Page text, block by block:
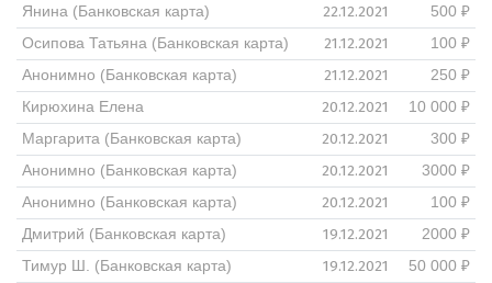
Янина (Банковская карта)
22.12.2021
500 ₽
Осипова Татьяна (Банковская карта)
21.12.2021
100 ₽
Анонимно (Банковская карта)
21.12.2021
250 ₽
Кирюхина Елена
20.12.2021
10 000 ₽
Маргарита (Банковская карта)
20.12.2021
300 ₽
Анонимно (Банковская карта)
20.12.2021
3000 ₽
Анонимно (Банковская карта)
20.12.2021
100 ₽
Дмитрий (Банковская карта)
19.12.2021
2000 ₽
Тимур Ш. (Банковская карта)
19.12.2021
50 000 ₽